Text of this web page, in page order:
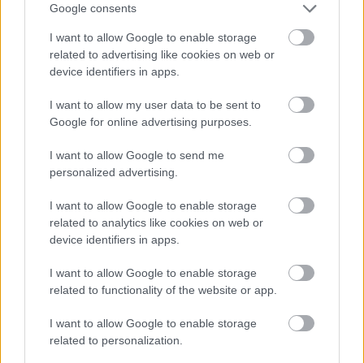
Google consents
I want to allow Google to enable storage
related to advertising like cookies on web or
device identifiers in apps.
I want to allow my user data to be sent to
Google for online advertising purposes.
I want to allow Google to send me
personalized advertising.
I want to allow Google to enable storage
related to analytics like cookies on web or
device identifiers in apps.
I want to allow Google to enable storage
related to functionality of the website or app.
I want to allow Google to enable storage
related to personalization.
Magyar Olimpiai Bizottság (MOB) technikai problémára
hivatkozva módosította a zászlóvivők személyét
Lapszemle
Gödi Samsung-ügy: a munkások
zúgolódtak a körülmények miatt, de